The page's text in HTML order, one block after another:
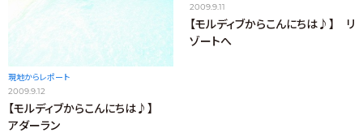
現地からレポート
2009.9.12
【モルディブからこんにちは♪】
アダーラン
2009.9.11
【モルディブからこんにちは♪】 リ
ゾートへ